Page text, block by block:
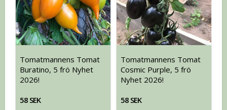
Tomatmannens Tomat
Buratino, 5 frö Nyhet
2026!
58 SEK
Tomatmannens Tomat
Cosmic Purple, 5 frö
Nyhet 2026!
58 SEK